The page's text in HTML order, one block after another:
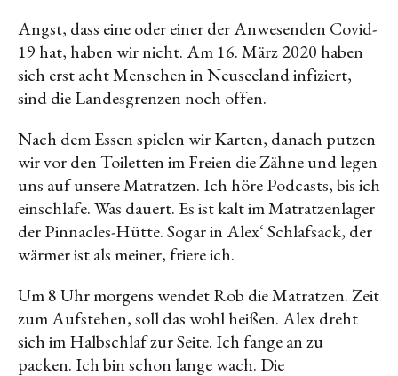
Angst, dass eine oder einer der Anwesenden Covid-
19 hat, haben wir nicht. Am 16. März 2020 haben
sich erst acht Menschen in Neuseeland infiziert,
sind die Landesgrenzen noch offen.
Nach dem Essen spielen wir Karten, danach putzen
wir vor den Toiletten im Freien die Zähne und legen
uns auf unsere Matratzen. Ich höre Podcasts, bis ich
einschlafe. Was dauert. Es ist kalt im Matratzenlager
der Pinnacles-Hütte. Sogar in Alex‘ Schlafsack, der
wärmer ist als meiner, friere ich.
Um 8 Uhr morgens wendet Rob die Matratzen. Zeit
zum Aufstehen, soll das wohl heißen. Alex dreht
sich im Halbschlaf zur Seite. Ich fange an zu
packen. Ich bin schon lange wach. Die